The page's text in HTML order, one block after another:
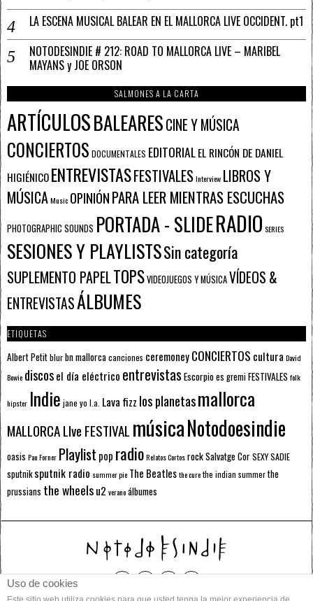
LA ESCENA MUSICAL BALEAR EN EL MALLORCA LIVE OCCIDENT. pt1
NOTODESINDIE # 212: ROAD TO MALLORCA LIVE – MARIBEL
MAYANS y JOE ORSON
SALMONES A LA CARTA
ARTÍCULOSBALEARESCINE Y MÚSICA
CONCIERTOS DOCUMENTALES EDITORIALEL RINCÓN DE DANIEL
HIGIÉNICOENTREVISTASFESTIVALESInterview LIBROS Y
MÚSICAMusic OPINIÓNPARA LEER MIENTRAS ESCUCHAS
PHOTOGRAPHIC SOUNDS PORTADA - SLIDERADIO SERIES
SESIONES Y PLAYLISTSSin categoría
SUPLEMENTO PAPELTOPSVIDEOJUEGOS Y MÚSICAVÍDEOS &
ENTREVISTASÁLBUMES
ETIQUETAS
Albert Petitblurbn mallorcacanciones ceremoneyCONCIERTOS cultura David
Bowie discosel día eléctrico entrevistas Escorpioes gremiFESTIVALES folk
hipster Indie jane yo l.a. Lava fizz los planetasmallorca
MALLORCA LIve FESTIVAL músicaNotodoesindie
oasis Pau Forner Playlist pop radioRelatos CortosrockSalvatge CorSEXY SADIE
sputnik sputnik radio summer pie The Beatlesthe curethe indian summerthe
prussians the wheelsu2 veranoálbumes
Uso de cookies